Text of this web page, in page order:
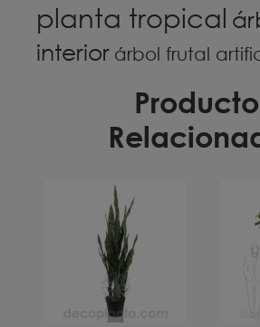
planta tropical
interior árbol frutal